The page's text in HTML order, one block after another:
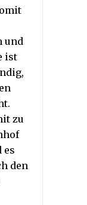
und
ist
zu
es
den